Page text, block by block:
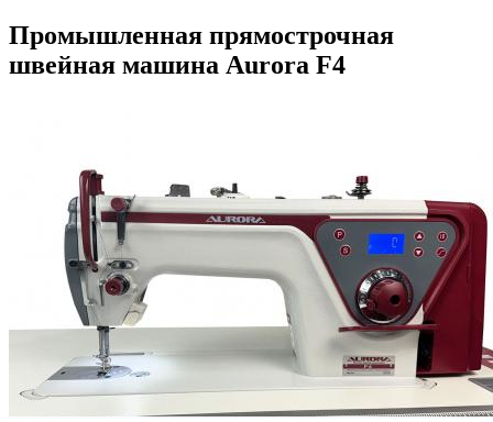
Промышленная прямострочная
швейная машина Aurora F4